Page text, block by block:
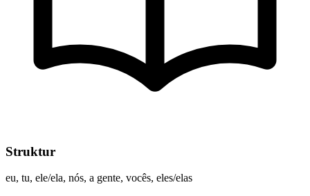
Struktur
eu, tu, ele/ela, nós, a gente, vocês, eles/elas